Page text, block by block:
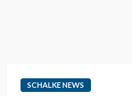
SCHALKE NEWS